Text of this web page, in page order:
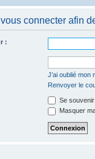
connecter afin
:
J’ai oublié mon
Renvoyer le
Se
Masquer